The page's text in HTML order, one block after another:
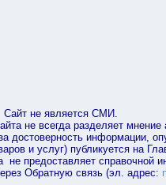
Сайт не является СМИ.
не всегда разделяет мнение
достоверность информации,
и услуг) публикуется на
не предоставляет справочной
Обратную связь (эл. адрес: